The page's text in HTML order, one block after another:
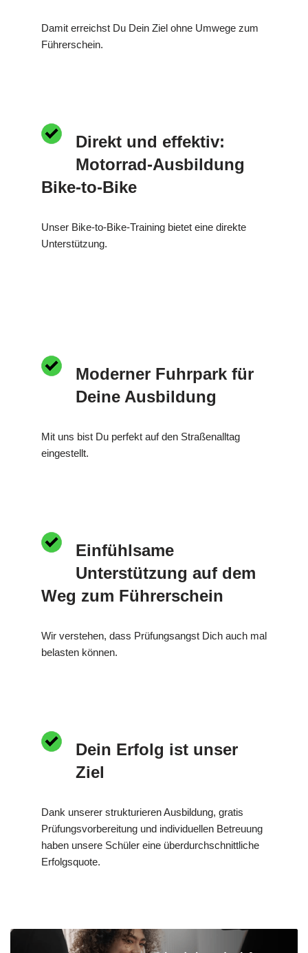
Damit erreichst Du Dein Ziel ohne Umwege zum
Führerschein.
Direkt und effektiv:
Motorrad-Ausbildung
Bike-to-Bike
Unser Bike-to-Bike-Training bietet eine direkte
Unterstützung.
Moderner Fuhrpark für
Deine Ausbildung
Mit uns bist Du perfekt auf den Straßenalltag
eingestellt.
Einfühlsame
Unterstützung auf dem
Weg zum Führerschein
Wir verstehen, dass Prüfungsangst Dich auch mal
belasten können.
Dein Erfolg ist unser
Ziel
Dank unserer strukturieren Ausbildung, gratis
Prüfungsvorbereitung und individuellen Betreuung
haben unsere Schüler eine überdurchschnittliche
Erfolgsquote.